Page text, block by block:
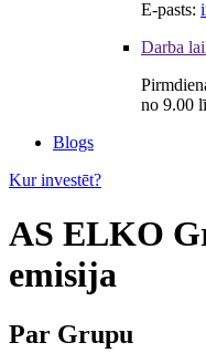
E-pasts:
Darba
no 9.00
Blogs
Kur investēt?
AS ELKO
emisija
Par Grupu